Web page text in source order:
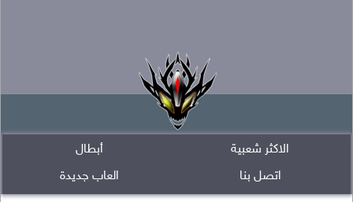
أبطال
الاكثر شعبية
العاب جديدة
اتصل بنا